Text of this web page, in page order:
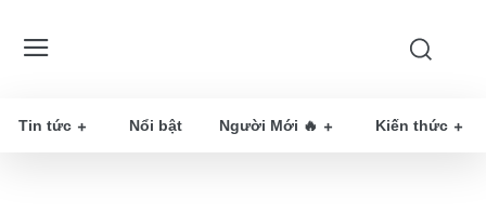
Tin tức Nổi bật Người Mới 🔥 Kiến thức